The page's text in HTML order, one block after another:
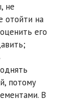
не
отойти на
его
потому
В